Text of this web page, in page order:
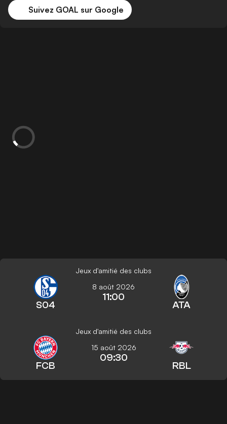
Suivez GOAL sur Google
Jeux d'amitié des clubs
S04
8 août 2026
11:00
ATA
Jeux d'amitié des clubs
FCB
15 août 2026
09:30
RBL